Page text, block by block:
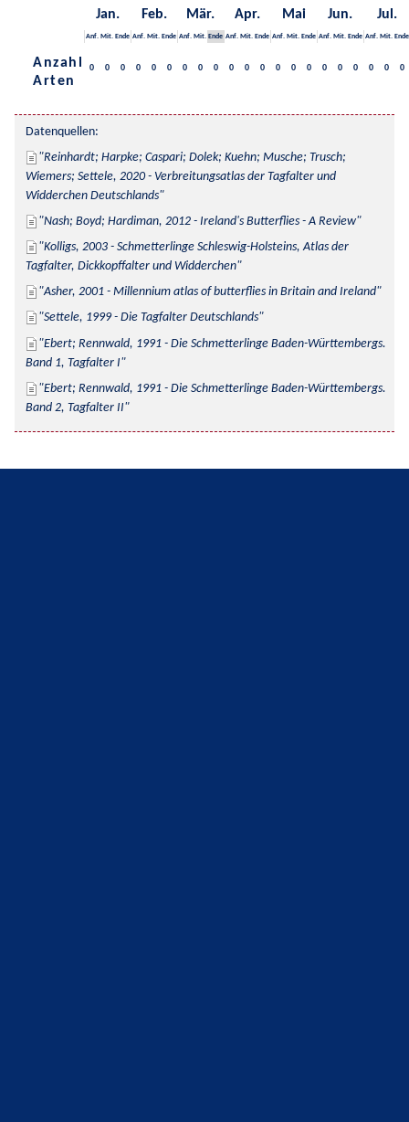
Jan. Feb. Mär. Apr. Mai Jun. Jul.
Anf. Mit. Ende Anf. Mit. Ende Anf. Mit. Ende Anf. Mit. Ende Anf. Mit. Ende Anf. Mit. Ende Anf. Mit. Ende
Anzahl
Arten
0 0 0 0 0 0 0 0 0 0 0 0 0 0 0 0 0 0 0 0 0
Datenquellen:
Reinhardt; Harpke; Caspari; Dolek; Kuehn; Musche; Trusch;
Wiemers; Settele, 2020 - Verbreitungsatlas der Tagfalter und
Widderchen Deutschlands
Nash; Boyd; Hardiman, 2012 - Ireland's Butterflies - A Review
Kolligs, 2003 - Schmetterlinge Schleswig-Holsteins, Atlas der
Tagfalter, Dickkopffalter und Widderchen
Asher, 2001 - Millennium atlas of butterflies in Britain and Ireland
Settele, 1999 - Die Tagfalter Deutschlands
Ebert; Rennwald, 1991 - Die Schmetterlinge Baden-Württembergs.
Band 1, Tagfalter I
Ebert; Rennwald, 1991 - Die Schmetterlinge Baden-Württembergs.
Band 2, Tagfalter II